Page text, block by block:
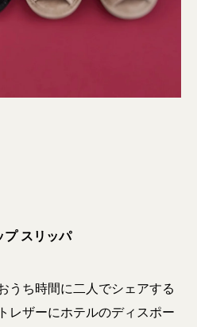
プ スリッパ
うち時間に二人でシェアする
レザーにホテルのディスポー